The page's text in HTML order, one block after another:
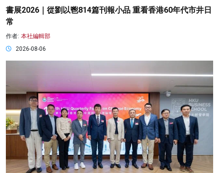
書展2026｜從劉以鬯814篇刊報小品 重看香港60年代市井日
常
作者: 本社編輯部
2026-08-06